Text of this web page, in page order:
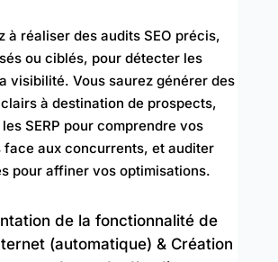
à réaliser des audits SEO précis,
ou ciblés, pour détecter les
visibilité. Vous saurez générer des
à destination de prospects,
SERP pour comprendre vos
face aux concurrents, et auditer
pour affiner vos optimisations.
de la fonctionnalité de
(automatique) & Création